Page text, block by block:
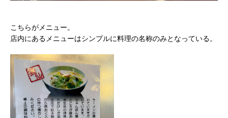
こちらがメニュー。
店内にあるメニューはシンプルに料理の名称のみとなっている。